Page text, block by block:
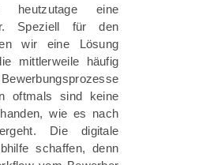
heutzutage eine
Speziell für den
wir eine Lösung
mittlerweile häufig
oftmals sind keine
wie es nach
Die digitale
schaffen, denn